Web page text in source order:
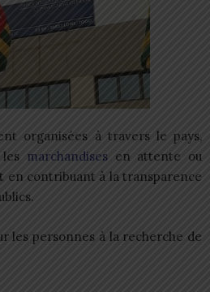
organisées à travers le pays,
marchandisesen attente ou
en contribuant à la transparence
les personnes à la recherche de